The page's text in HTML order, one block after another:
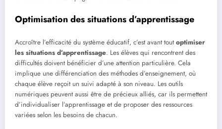
Optimisation des situations d’apprentissage
Accroître l’efficacité du système éducatif, c’est avant toutoptimiser
les situations d’apprentissage. Les élèves qui rencontrent des
difficultés doivent bénéficier d’une attention particulière. Cela
implique une différenciation des méthodes d’enseignement, où
chaque élève reçoit un suivi adapté à son niveau. Les outils
numériques peuvent aussi être de précieux alliés, car ils permettent
d’individualiser l’apprentissage et de proposer des ressources
variées selon les besoins de chacun.